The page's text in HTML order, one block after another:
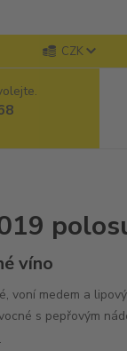
CZK
víno
voní medem a
s pepřovým